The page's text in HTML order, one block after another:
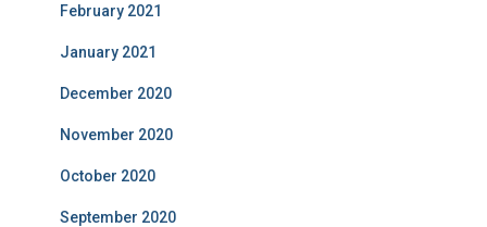
February 2021
January 2021
December 2020
November 2020
October 2020
September 2020